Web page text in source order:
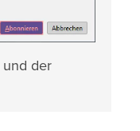
und der